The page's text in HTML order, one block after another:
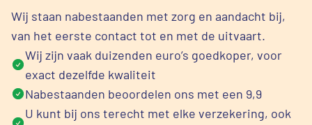
Wij staan nabestaanden met zorg en aandacht bij,
van het eerste contact tot en met de uitvaart.
Wij zijn vaak duizenden euro’s goedkoper, voor
exact dezelfde kwaliteit
Nabestaanden beoordelen ons met een 9,9
U kunt bij ons terecht met elke verzekering, ook